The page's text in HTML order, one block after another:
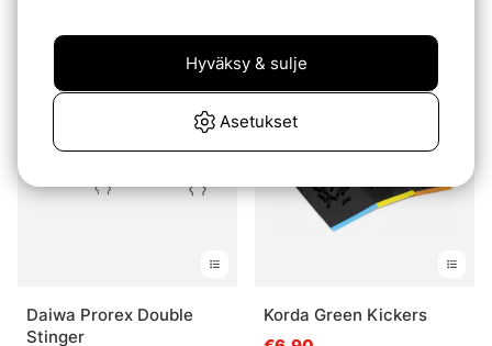
alk.€9.80
Daiwa Prorex Double
Stinger
Korda Green Kickers
Asetukset
Hyväksy & sulje